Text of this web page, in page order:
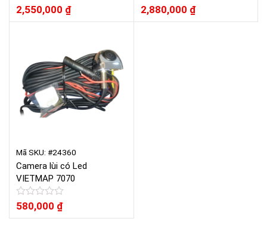
Được
xếp
2,550,000 ₫
Được
xếp
2,880,000 ₫
Mã SKU: #24360
Camera lùi có Led
VIETMAP 7070
Được
580,000 ₫